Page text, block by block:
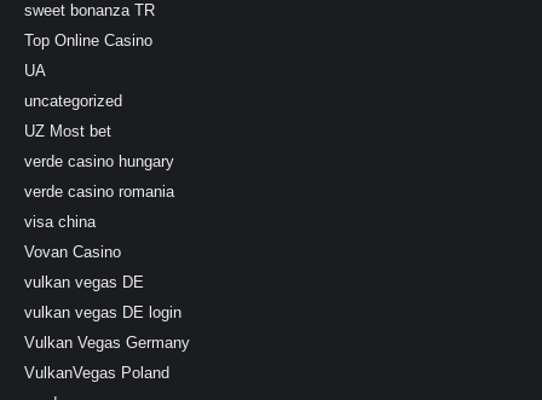
sweet bonanza TR
Top Online Casino
UA
uncategorized
UZ Most bet
verde casino hungary
verde casino romania
visa china
Vovan Casino
vulkan vegas DE
vulkan vegas DE login
Vulkan Vegas Germany
VulkanVegas Poland